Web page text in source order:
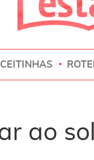
ao sol